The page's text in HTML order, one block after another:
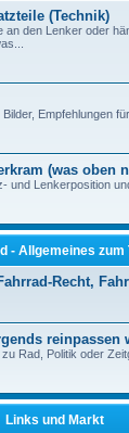
(Technik)
an den Lenker oder
Empfehlungen für
(was oben
und Lenkerposition
- Allgemeines zum
Recht,
reinpassen
zu Rad, Politik oder
Links und Markt